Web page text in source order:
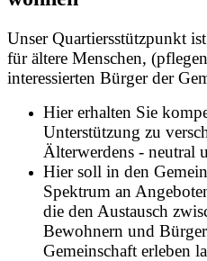
Unser Quartiersstützpunkt
für ältere Menschen,
interessierten Bürger der
Hier erhalten Sie
Unterstützung zu
Älterwerdens - neutral
Hier soll in den
Spektrum an
die den Austausch
Bewohnern und
Gemeinschaft erleben